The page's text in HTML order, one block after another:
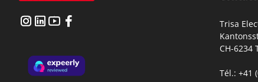
Trisa
CH-6234
Tél.: +41